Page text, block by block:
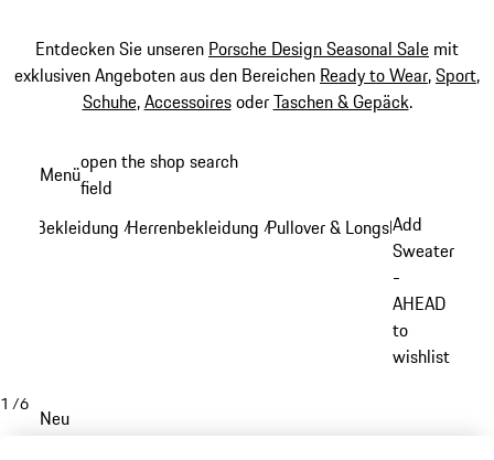
Entdecken Sie unseren Porsche Design Seasonal Sale mit
exklusiven Angeboten aus den Bereichen Ready to Wear,Sport,
Schuhe,AccessoiresoderTaschen & Gepäck.
Hauptinhalt
Menüopen the shop search
field
Bekleidung /Herrenbekleidung /Pullover & Longsleeves
Add
Sweater
-
AHEAD
to
wishlist
1 /6
Neu